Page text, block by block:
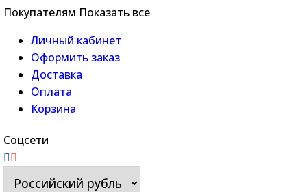
Покупателям Показать все
Личный кабинет
Оформить заказ
Доставка
Оплата
Корзина
Соцсети